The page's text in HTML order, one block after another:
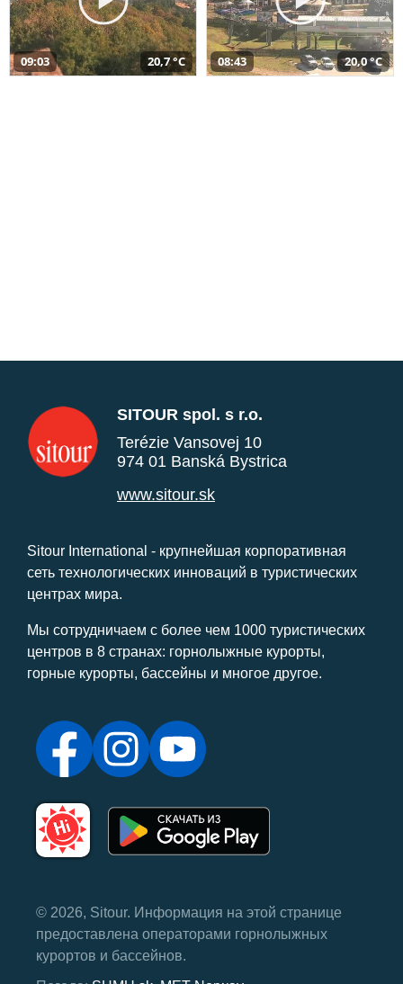
09:03 20,7 °C 08:43 20,0 °C
SITOUR spol. s r.o.
Terézie Vansovej 10
974 01 Banská Bystrica
www.sitour.sk
Sitour International - крупнейшая корпоративная
сеть технологических инноваций в туристических
центрах мира.
Мы сотрудничаем с более чем 1000 туристических
центров в 8 странах: горнолыжные курорты,
горные курорты, бассейны и многое другое.
© 2026, Sitour. Информация на этой странице
предоставлена ​​операторами горнолыжных
курортов и бассейнов.